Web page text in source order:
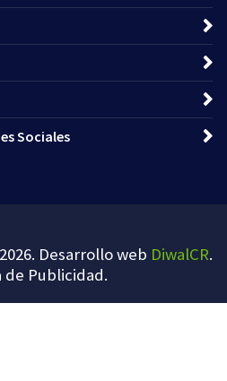
Sociales
Desarrollo web DiwalCR.
de Publicidad.